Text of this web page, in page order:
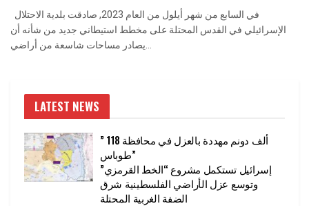
الإسرائيلي في القدس المحتلة على مخطط استيطاني جديد من شأنه أن
LATEST NEWS
” 118 ألف دونم مهددة بالعزل في محافظة
طوباس”
إسرائيل تستكمل مشروع “الخط القرمزي”
وتوسع عزل الأراضي الفلسطينية شرق
الضفة الغربية المحتلة